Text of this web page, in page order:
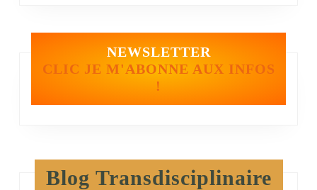
NEWSLETTER
CLIC JE M'ABONNE AUX INFOS
!
Blog Transdisciplinaire